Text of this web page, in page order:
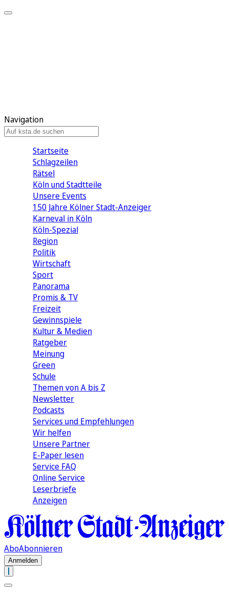
Navigation
Startseite
Schlagzeilen
Rätsel
Köln und Stadtteile
Unsere Events
150 Jahre Kölner Stadt-Anzeiger
Karneval in Köln
Köln-Spezial
Region
Politik
Wirtschaft
Sport
Panorama
Promis & TV
Freizeit
Gewinnspiele
Kultur & Medien
Ratgeber
Meinung
Green
Schule
Themen von A bis Z
Newsletter
Podcasts
Services und Empfehlungen
Wir helfen
Unsere Partner
E-Paper lesen
Service FAQ
Online Service
Leserbriefe
Anzeigen
AboAbonnieren
Anmelden